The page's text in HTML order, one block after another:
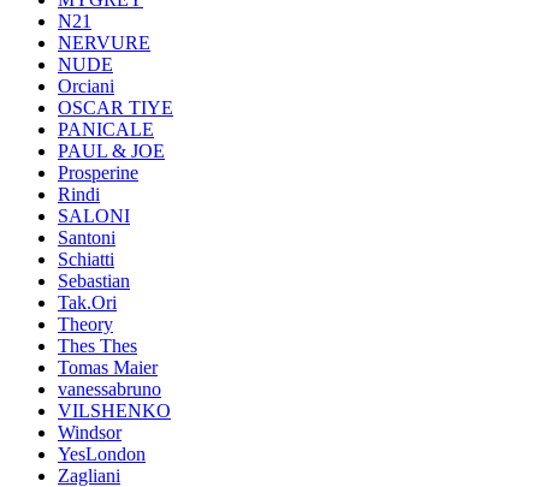
N21
NERVURE
NUDE
Orciani
OSCAR TIYE
PANICALE
PAUL & JOE
Prosperine
Rindi
SALONI
Santoni
Schiatti
Sebastian
Tak.Ori
Theory
Thes Thes
Tomas Maier
vanessabruno
VILSHENKO
Windsor
YesLondon
Zagliani